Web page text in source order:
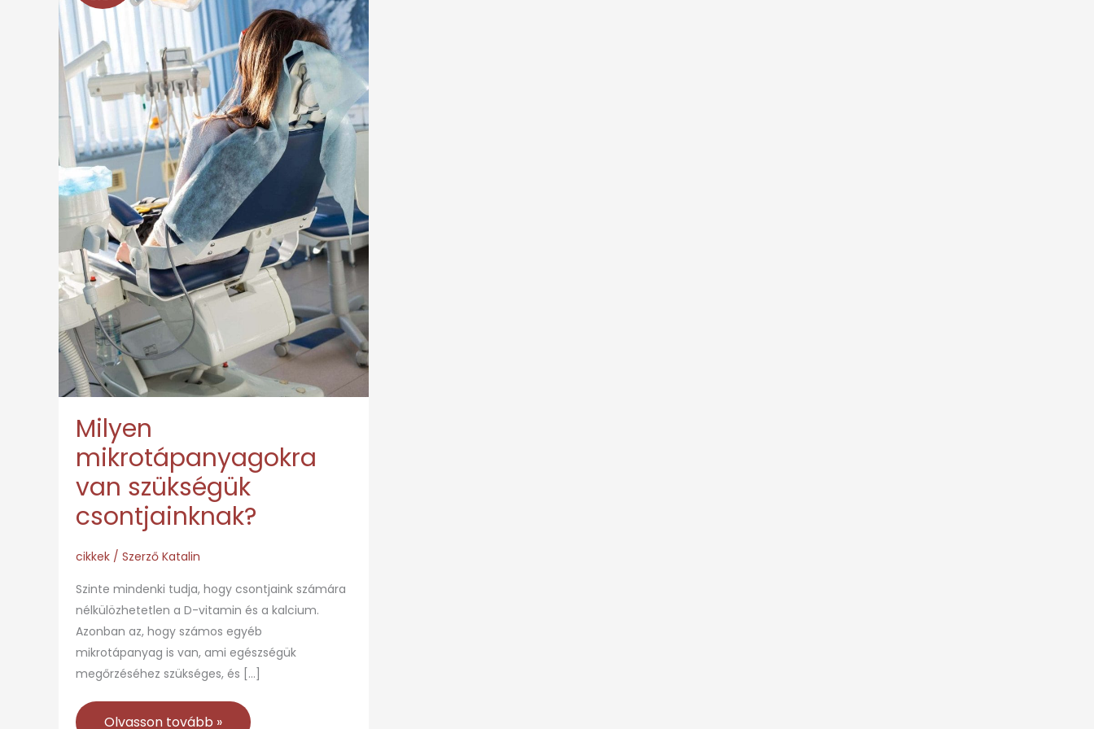
Milyen
mikrotápanyagokra
van szükségük
csontjainknak?
cikkek / Szerző Katalin
Szinte mindenki tudja, hogy csontjaink számára
nélkülözhetetlen a D-vitamin és a kalcium.
Azonban az, hogy számos egyéb
mikrotápanyag is van, ami egészségük
megőrzéséhez szükséges, és […]
van
szükségük
csontjainknak?
Olvasson tovább »